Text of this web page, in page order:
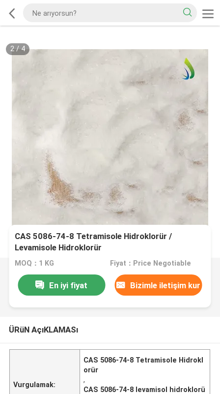
2/4
CAS 5086-74-8 Tetramisole Hidroklorür /
Levamisole Hidroklorür
MOQ：1 KG Fiyat：Price Negotiable
En iyi fiyat Bizimle iletişim kur
ÜRüN AçıKLAMASı
Vurgulamak:
CAS 5086-74-8 Tetramisole Hidrokl
orür
,
CAS 5086-74-8 levamisol hidroklorü